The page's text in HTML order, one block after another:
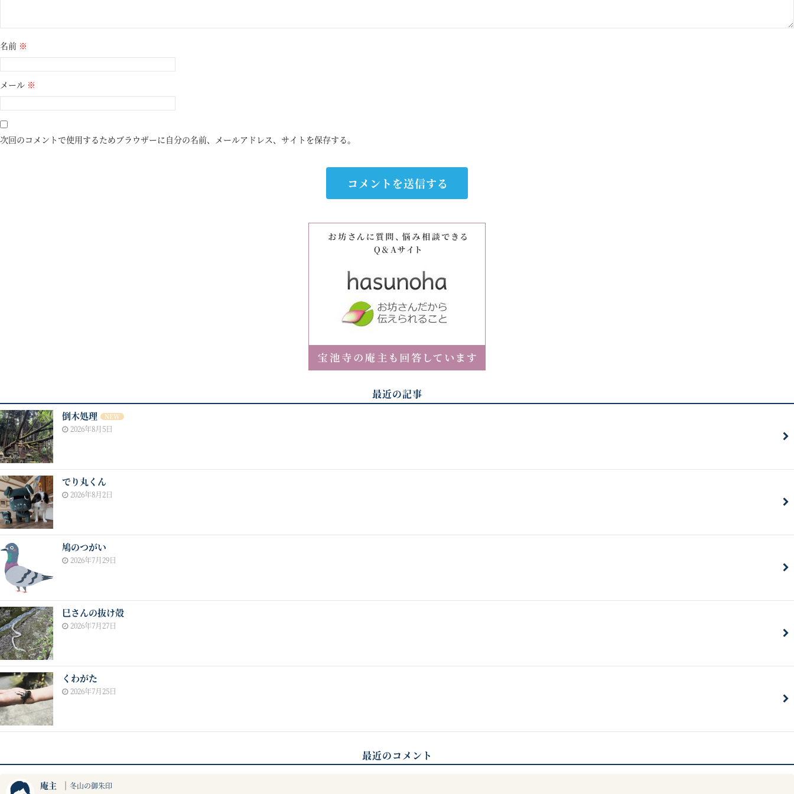
名前 ※
メール ※
次回のコメントで使用するためブラウザーに自分の名前、メールアドレス、サイトを保存する。
最近の記事
倒木処理 NEW
2026年8月5日
でり丸くん
2026年8月2日
鳩のつがい
2026年7月29日
巳さんの抜け殻
2026年7月27日
くわがた
2026年7月25日
最近のコメント
庵主 ｜ 冬山の御朱印